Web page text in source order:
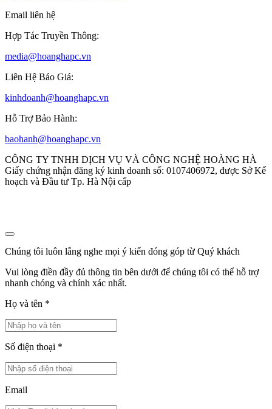
Email liên hệ
Hợp Tác Truyền Thông:
media@hoanghapc.vn
Liên Hệ Báo Giá:
kinhdoanh@hoanghapc.vn
Hỗ Trợ Bảo Hành:
baohanh@hoanghapc.vn
CÔNG TY TNHH DỊCH VỤ VÀ CÔNG NGHỆ HOÀNG HÀ
Giấy chứng nhận đăng ký kinh doanh số: 0107406972, được Sở Kế
hoạch và Đầu tư Tp. Hà Nội cấp
Chúng tôi luôn lắng nghe mọi ý kiến đóng góp từ Quý khách
Vui lòng điền đầy đủ thông tin bên dưới để chúng tôi có thể hỗ trợ
nhanh chóng và chính xác nhất.
Họ và tên *
Số điện thoại *
Email